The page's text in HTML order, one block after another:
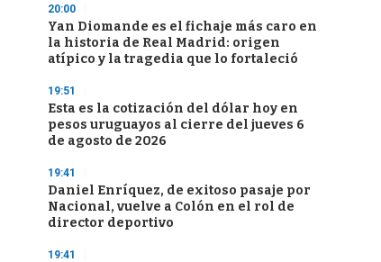
20:00
Yan Diomande es el fichaje más caro en
la historia de Real Madrid: origen
atípico y la tragedia que lo fortaleció
19:51
Esta es la cotización del dólar hoy en
pesos uruguayos al cierre del jueves 6
de agosto de 2026
19:41
Daniel Enríquez, de exitoso pasaje por
Nacional, vuelve a Colón en el rol de
director deportivo
19:41